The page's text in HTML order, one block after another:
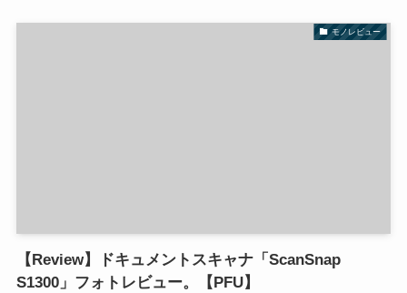
モノレビュー
【Review】ドキュメントスキャナ「ScanSnap
S1300」フォトレビュー。【PFU】